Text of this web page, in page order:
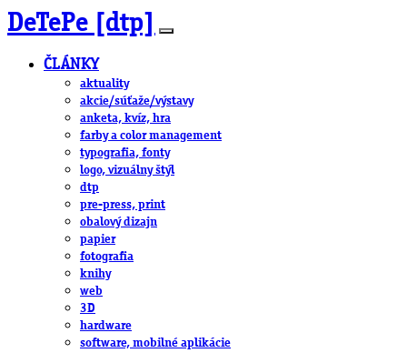
DeTePe [dtp]
ČLÁNKY
aktuality
akcie/súťaže/výstavy
anketa, kvíz, hra
farby a color management
typografia, fonty
logo, vizuálny štýl
dtp
pre-press, print
obalový dizajn
papier
fotografia
knihy
web
3D
hardware
software, mobilné aplikácie